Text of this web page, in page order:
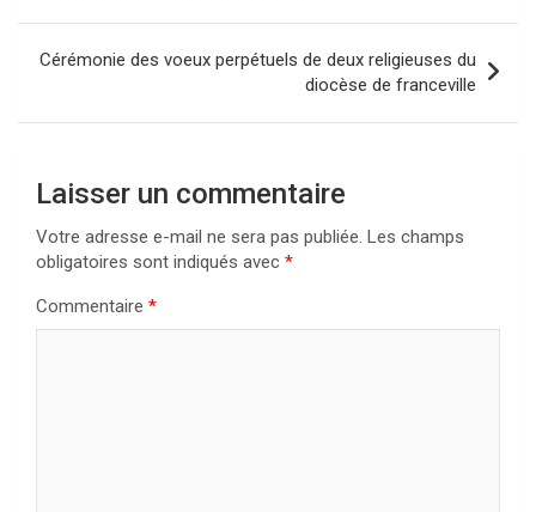
l’article
Cérémonie des voeux perpétuels de deux religieuses du
diocèse de franceville
Laisser un commentaire
Votre adresse e-mail ne sera pas publiée. Les champs
obligatoires sont indiqués avec *
Commentaire *